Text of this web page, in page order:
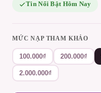
Tin Nổi Bật Hôm Nay
MỨC NẠP THAM KHẢO
100.000₫ 200.000₫
2.000.000₫